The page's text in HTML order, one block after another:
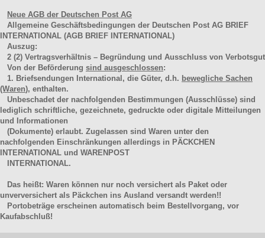
Neue AGB der Deutschen Post AG
Allgemeine Geschäftsbedingungen der Deutschen Post AG BRIEF
INTERNATIONAL (AGB BRIEF INTERNATIONAL)
Auszug:
2 (2) Vertragsverhältnis – Begründung und Ausschluss von Verbotsgut
Von der Beförderung sind ausgeschlossen:
1. Briefsendungen International, die Güter, d.h. bewegliche Sachen
(Waren), enthalten.
Unbeschadet der nachfolgenden Bestimmungen (Ausschlüsse) sind
lediglich schriftliche, gezeichnete, gedruckte oder digitale Mitteilungen
und Informationen
(Dokumente) erlaubt. Zugelassen sind Waren unter den
nachfolgenden Einschränkungen allerdings in PÄCKCHEN
INTERNATIONAL und WARENPOST
INTERNATIONAL.
Das heißt: Waren können nur noch versichert als Paket oder
unverversichert als Päckchen ins Ausland versandt werden!!
Portobeträge erscheinen automatisch beim Bestellvorgang, vor
Kaufabschluß!